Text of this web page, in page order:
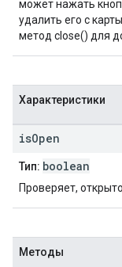
может нажать
удалить его с
метод close() для
Характеристики
isOpen
Тип: boolean
Проверяет,
Методы